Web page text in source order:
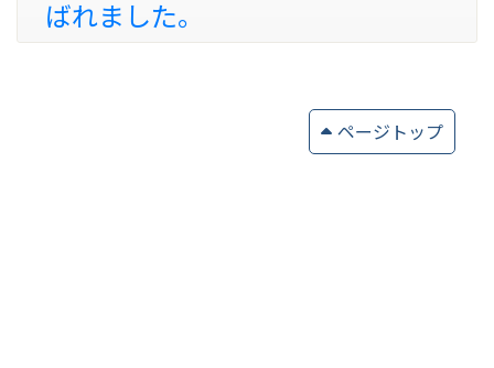
ばれました。
ページトップ